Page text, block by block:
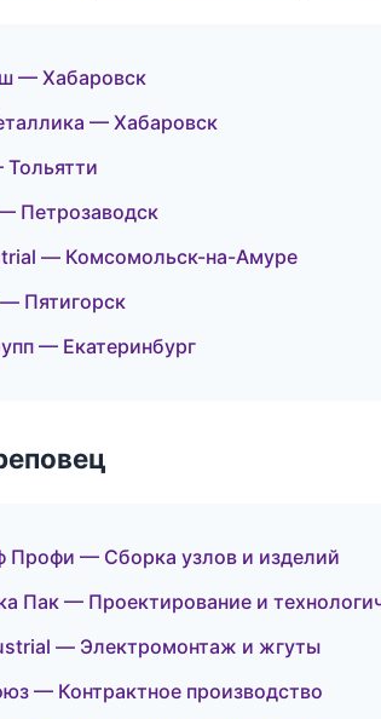
— Хабаровск
— Хабаровск
Петрозаводск
— Комсомольск-на-Амуре
Пятигорск
— Екатеринбург
Профи — Сборка узлов и изделий
Пак — Проектирование и
— Электромонтаж и жгуты
— Контрактное производство